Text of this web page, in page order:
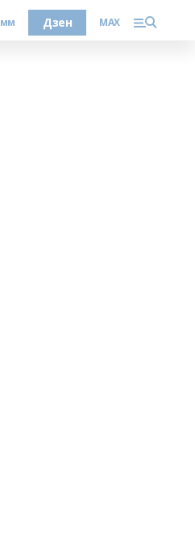
Дзен MAX